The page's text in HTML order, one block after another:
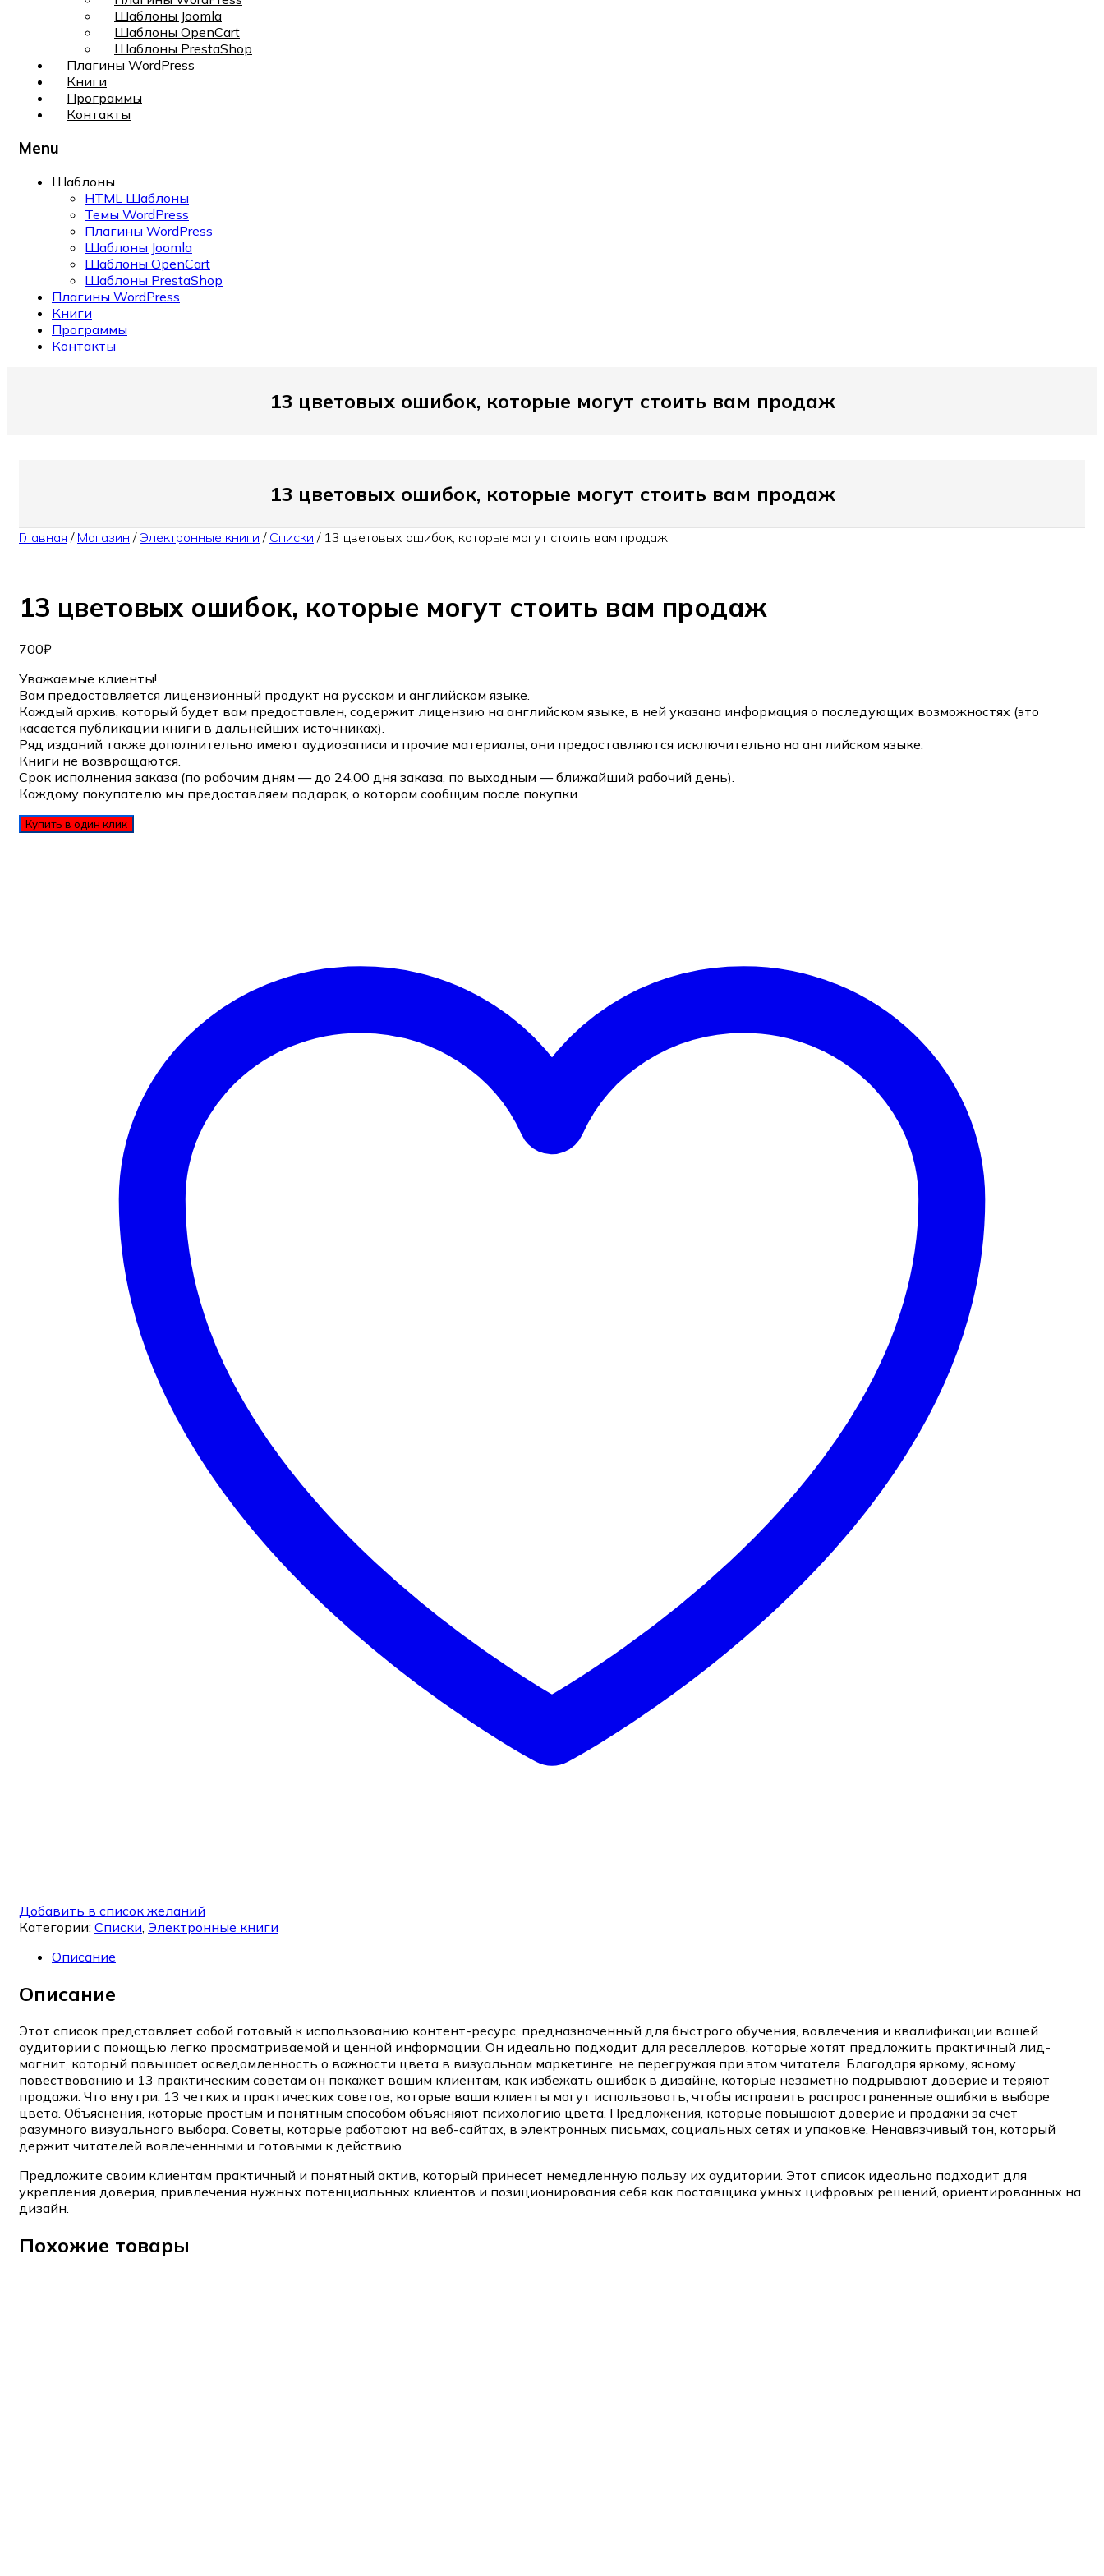
Шаблоны Joomla
Шаблоны OpenCart
Шаблоны PrestaShop
Плагины WordPress
Книги
Программы
Контакты
Menu
Шаблоны
HTML Шаблоны
Темы WordPress
Плагины WordPress
Шаблоны Joomla
Шаблоны OpenCart
Шаблоны PrestaShop
Плагины WordPress
Книги
Программы
Контакты
13 цветовых ошибок, которые могут стоить вам продаж
13 цветовых ошибок, которые могут стоить вам продаж
Главная / Магазин / Электронные книги / Списки / 13 цветовых ошибок, которые могут стоить вам продаж
13 цветовых ошибок, которые могут стоить вам продаж
700₽
Уважаемые клиенты!
Вам предоставляется лицензионный продукт на русском и английском языке.
Каждый архив, который будет вам предоставлен, содержит лицензию на английском языке, в ней указана информация о последующих возможностях (это
касается публикации книги в дальнейших источниках).
Ряд изданий также дополнительно имеют аудиозаписи и прочие материалы, они предоставляются исключительно на английском языке.
Книги не возвращаются.
Срок исполнения заказа (по рабочим дням — до 24.00 дня заказа, по выходным — ближайший рабочий день).
Каждому покупателю мы предоставляем подарок, о котором сообщим после покупки.
Купить в один клик
Добавить в список желаний
Категории: Списки, Электронные книги
Описание
Описание
Этот список представляет собой готовый к использованию контент-ресурс, предназначенный для быстрого обучения, вовлечения и квалификации вашей
аудитории с помощью легко просматриваемой и ценной информации. Он идеально подходит для реселлеров, которые хотят предложить практичный лид-
магнит, который повышает осведомленность о важности цвета в визуальном маркетинге, не перегружая при этом читателя. Благодаря яркому, ясному
повествованию и 13 практическим советам он покажет вашим клиентам, как избежать ошибок в дизайне, которые незаметно подрывают доверие и теряют
продажи. Что внутри: 13 четких и практических советов, которые ваши клиенты могут использовать, чтобы исправить распространенные ошибки в выборе
цвета. Объяснения, которые простым и понятным способом объясняют психологию цвета. Предложения, которые повышают доверие и продажи за счет
разумного визуального выбора. Советы, которые работают на веб-сайтах, в электронных письмах, социальных сетях и упаковке. Ненавязчивый тон, который
держит читателей вовлеченными и готовыми к действию.
Предложите своим клиентам практичный и понятный актив, который принесет немедленную пользу их аудитории. Этот список идеально подходит для
укрепления доверия, привлечения нужных потенциальных клиентов и позиционирования себя как поставщика умных цифровых решений, ориентированных на
дизайн.
Похожие товары